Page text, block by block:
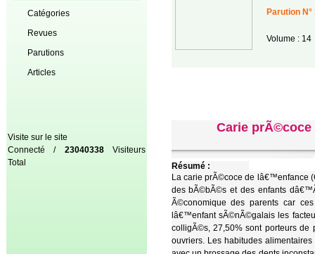
Catégories
Revues
Parutions
Articles
Visite sur le site
Connecté / 23040338Visiteurs
Total
Parution N°
Volume : 14
Carie
Résumé :
La carie prÃ©coce de lâ€™enfance
des bÃ©bÃ©s et des enfants
Ã©conomique des parents car
lâ€™enfant sÃ©nÃ©galais les
colligÃ©s, 27,50% sont porteurs de
ouvriers. Les habitudes